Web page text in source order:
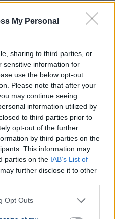
My Personal
sharing to third parties, or
sensitive information for
use the below opt-out
Please note that after your
may continue seeing
information utilized by
to third parties prior to
opt-out of the further
by third parties on the
This information may
parties on the IAB’s List of
further disclose it to other
Opt Outs
agyon egy
Mexikó Gyorsétterem
támadó Culiacánban, a
állhat.